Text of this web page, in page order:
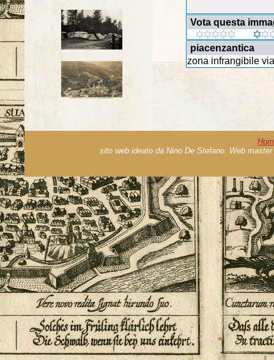
Vota questa
piacenzantica
zona infrangibile
sito web ideato da Nino De Stefano. Web